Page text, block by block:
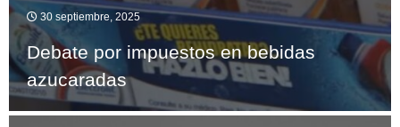
30 septiembre, 2025
Debate por impuestos en bebidas
azucaradas